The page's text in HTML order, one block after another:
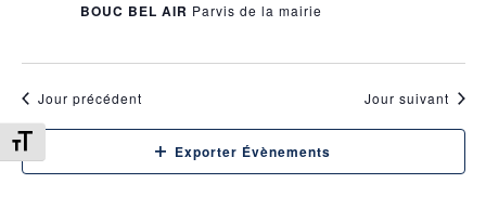
Changer la taille de la police
BOUC BEL AIR Parvis de la mairie
Jour précédent Jour suivant
Exporter Évènements